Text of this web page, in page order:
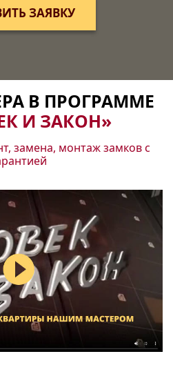
ЗАЯВКУ
В ПРОГРАММЕ
И ЗАКОН»
замена, монтаж замков с